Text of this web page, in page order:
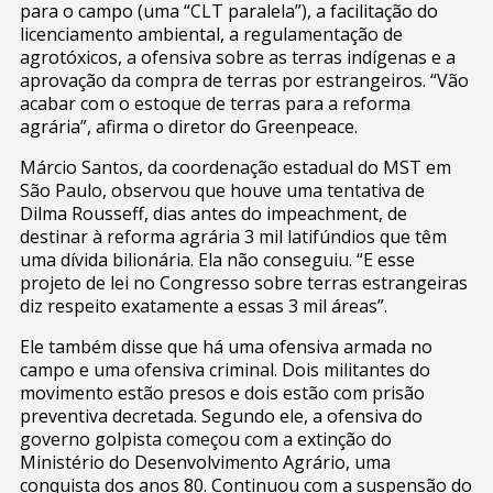
para o campo (uma “CLT paralela”), a facilitação do
licenciamento ambiental, a regulamentação de
agrotóxicos, a ofensiva sobre as terras indígenas e a
aprovação da compra de terras por estrangeiros. “Vão
acabar com o estoque de terras para a reforma
agrária”, afirma o diretor do Greenpeace.
Márcio Santos, da coordenação estadual do MST em
São Paulo, observou que houve uma tentativa de
Dilma Rousseff, dias antes do impeachment, de
destinar à reforma agrária 3 mil latifúndios que têm
uma dívida bilionária. Ela não conseguiu. “E esse
projeto de lei no Congresso sobre terras estrangeiras
diz respeito exatamente a essas 3 mil áreas”.
Ele também disse que há uma ofensiva armada no
campo e uma ofensiva criminal. Dois militantes do
movimento estão presos e dois estão com prisão
preventiva decretada. Segundo ele, a ofensiva do
governo golpista começou com a extinção do
Ministério do Desenvolvimento Agrário, uma
conquista dos anos 80. Continuou com a suspensão do